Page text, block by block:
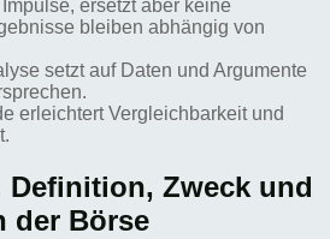
ersetzt aber keine
bleiben abhängig von
setzt auf Daten und Argumente
erleichtert Vergleichbarkeit und
Definition, Zweck und
der Börse